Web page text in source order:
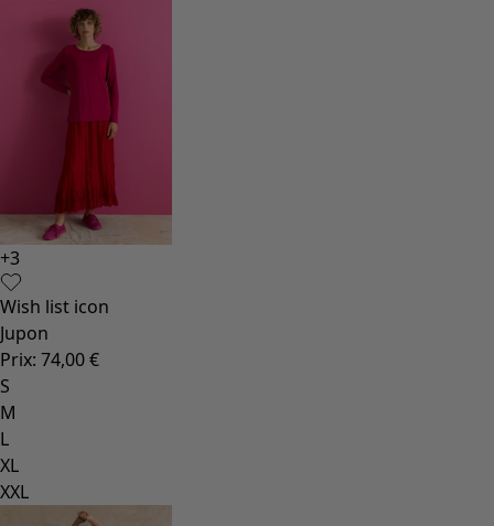
+3
Wish list icon
Jupon
Prix: 74,00 €
S
M
L
XL
XXL